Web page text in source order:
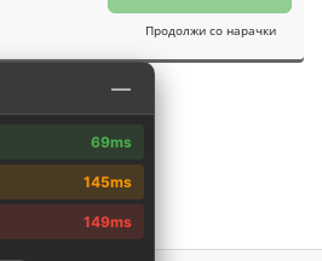
Продолжи со нарачки
—
69ms
145ms
149ms